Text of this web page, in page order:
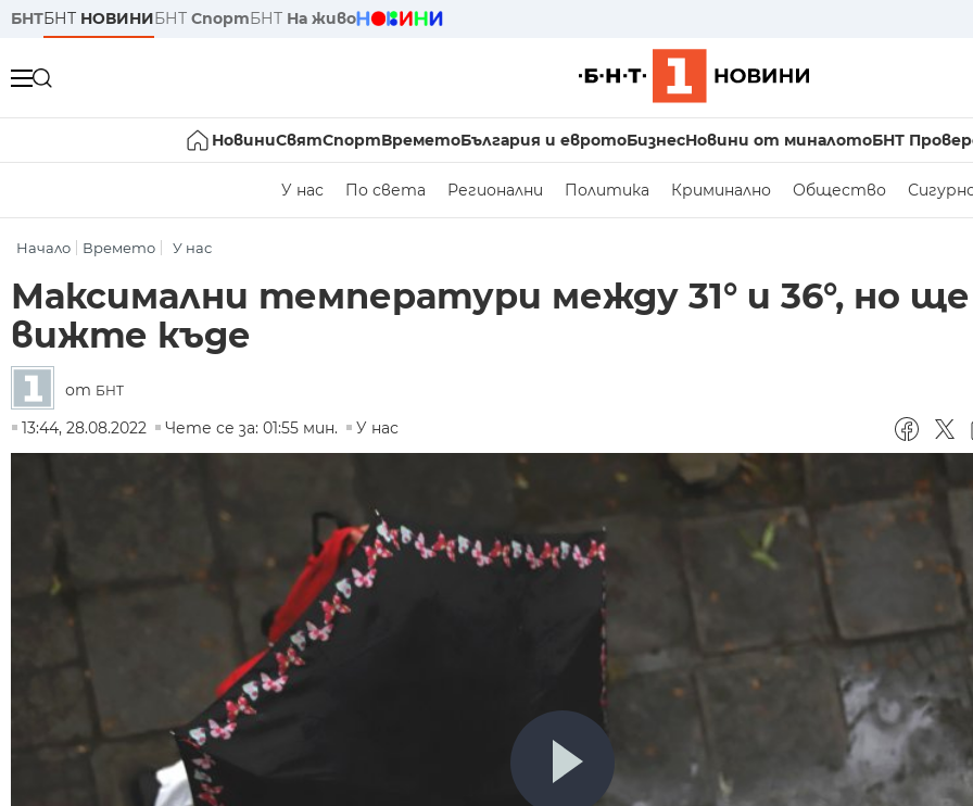
БНТБНТ НОВИНИБНТ СпортБНТ На живо
НовиниСвятСпортВреметоБългария и евротоБизнесНовини от миналотоБНТ
У нас По света Регионални Политика Криминално Общество
Начало Времето У нас
Максимални температури между 31° и 36°, но ще
вижте къде
от БНТ
13:44, 28.08.2022
Чете се за: 01:55 мин. У нас